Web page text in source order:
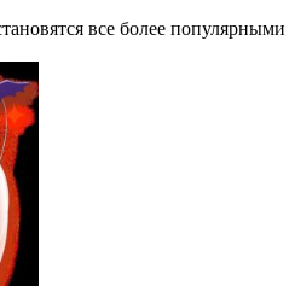
все более популярными